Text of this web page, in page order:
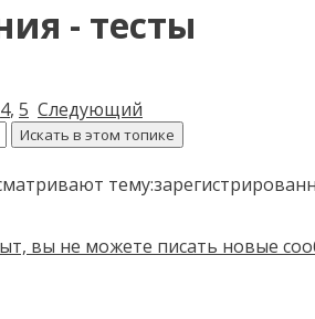
- тесты
4, 5 Следующий